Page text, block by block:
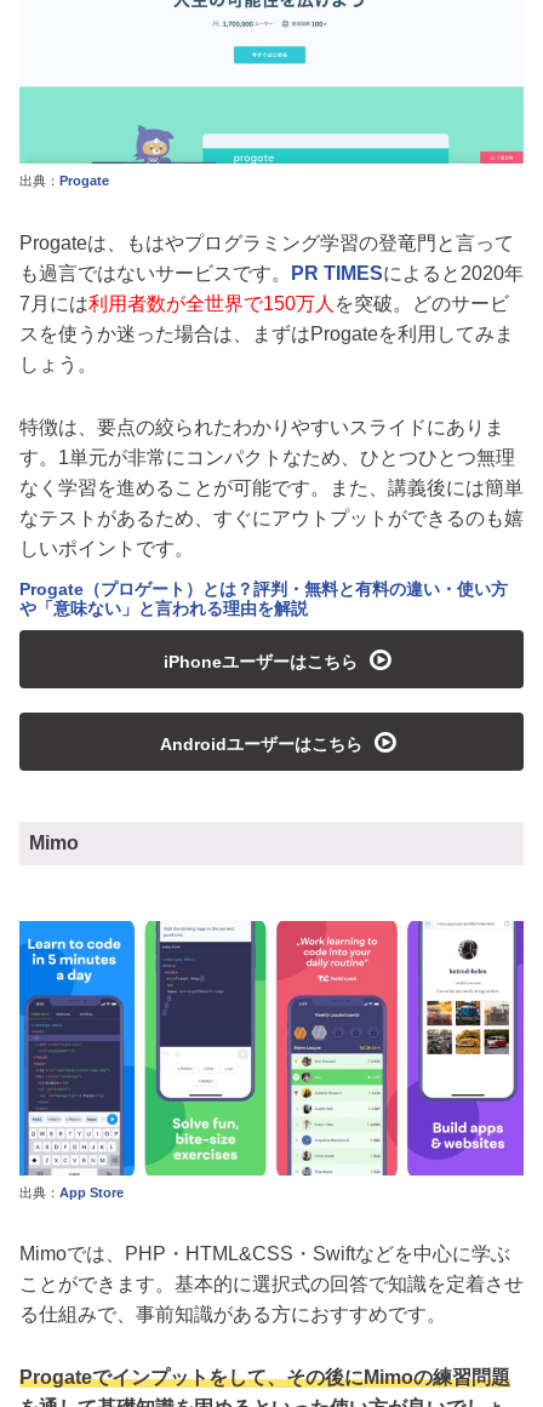
出典： Progate
Progateは、もはやプログラミング学習の登竜門と言って
も過言ではないサービスです。
PR TIMESによると2020年
7月には利用者数が全世界で150万人 を突破。どのサービ
スを使うか迷った場合は、まずはProgateを利用してみま
しょう。
特徴は、要点の絞られたわかりやすいスライドにありま
す。1単元が非常にコンパクトなため、ひとつひとつ無理
なく学習を進めることが可能です。また、講義後には簡単
なテストがあるため、すぐにアウトプットができるのも嬉
しいポイントです。
Progate（プロゲート）とは？評判・無料と有料の違い・使い方
や「意味ない」と言われる理由を解説
iPhoneユーザーはこちら playmedia
Androidユーザーはこちら playmedia
Mimo
出典： App Store
Mimoでは、PHP・HTML&CSS・Swiftなどを中心に学ぶ
ことができます。基本的に選択式の回答で知識を定着させ
る仕組みで、事前知識がある方におすすめです。
Progateでインプットをして、その後にMimoの練習問題